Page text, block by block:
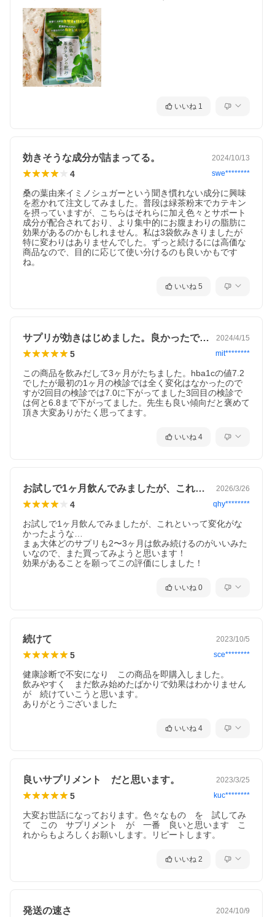
【機能性関与成分】
桑の葉由来イミノシュガー/2.42mg、茶カテキン（ガレート型カテ
キンとして）/150mg
【届出番号】
F962
【届出表示】
本品には桑の葉由来イミノシュガー及び茶カテキン（ガレート型
食事に含まれる糖の吸収を抑えて、食後に上がる血糖値を抑える
【内容量】
38.4g（320mg × 120粒）
【お召し上がり方】
水またはぬるま湯などでお召し上がりください。
【原材料名】
桑葉エキス末（桑の葉エキス、デキストリン）（国内製造）、澱
クジュヨウ抽出物、ケイヒ抽出物、ハトムギ抽出物、牡蠣抽出
【栄養成分表示】※4粒（1.280mg）あたり
エネルギー/4.74kcal、たんぱく質/0.05g、脂質/0.03g、炭水化物/
1.08g、食塩相当量/0〜0.01g
【保存方法】
直射日光や高温多湿を避け、お子さまの手の届かない所に保管し
てください。
開封後はチャックをしっかり閉じて保存し、なるべく早くお召し
上がりください。
●疾病の予防や治療の効果を期待して用いるものではありません。
が、その場合はご使用をお控え下さい。●薬を服用あるいは通院中
の方、妊娠、授乳中の方は医師にご相談の上お召し上がりくださ
い。●体調に異変を感じた際は、速やかに摂取を中止し、医師に相
談してください。●植物由来の成分を使用しているため、斑点や色
調がバラつく場合がありますが、品質に問題はございません。
【広告文責】
株式会社テイクオン 050-6865-7541
【発売元】
機能性表示食品
【ご案内】
●メーカーの都合により事前の告知なく商品パッケージが変更され
る場合もあり、商品画像と実際にお届けする商品のパッケージ等
が異なる場合がございます。●当社では複数店舗を運営し他店舗で
も販売しております為、ご注文後に品切れのご案内をさせていた
だく場合がございます。あらかじめご了承下さいますようお願い
いいね 1
効きそうな成分が詰まってる。 2024/10/13
4 swe********
桑の葉由来イミノシュガーという聞き慣れない成分に興味
を惹かれて注文してみました。普段は緑茶粉末でカテキン
を摂っていますが、こちらはそれらに加え色々とサポート
成分が配合されており、より集中的にお腹まわりの脂肪に
効果があるのかもしれません。私は3袋飲みきりましたが
特に変わりはありませんでした。ずっと続けるには高価な
商品なので、目的に応じて使い分けるのも良いかもです
ね。
いいね 5
サプリが効きはじめました。良かったです。 2024/4/15
5 mit********
この商品を飲みだして3ヶ月がたちました。hba1cの値7.2
でしたが最初の1ヶ月の検診では全く変化はなかったので
すが2回目の検診では7.0に下がってました3回目の検診で
は何と6.8まで下がってました。先生も良い傾向だと褒めて
頂き大変ありがたく思ってます。
いいね 4
お試しで1ヶ月飲んでみましたが、これと… 2026/3/26
4 qhy********
お試しで1ヶ月飲んでみましたが、これといって変化がな
かったような…
まぁ大体どのサプリも2〜3ヶ月は飲み続けるのがいいみた
いなので、また買ってみようと思います！
効果があることを願ってこの評価にしました！
いいね 0
続けて 2023/10/5
5 sce********
健康診断で不安になり　この商品を即購入しました。
飲みやすく　まだ飲み始めたばかりで効果はわかりません
が　続けていこうと思います。
ありがとうございました
いいね 4
良いサプリメント だと思います。 2023/3/25
5 kuc********
大変お世話になっております。色々なもの　を　試してみ
て　この　サプリメント　が　一番　良いと思います　こ
れからもよろしくお願いします。リピートします。
いいね 2
発送の速さ 2024/10/9